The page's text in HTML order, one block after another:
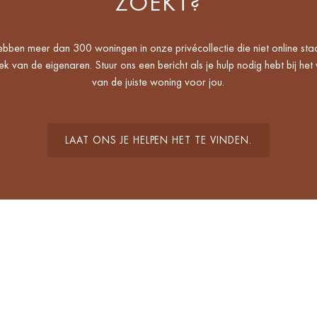
meer dan 300 woningen in onze privécollectie die niet online
van de eigenaren. Stuur ons een bericht als je hulp nodig hebt bij het
van de juiste woning voor jou.
LAAT ONS JE HELPEN HET TE VINDEN.